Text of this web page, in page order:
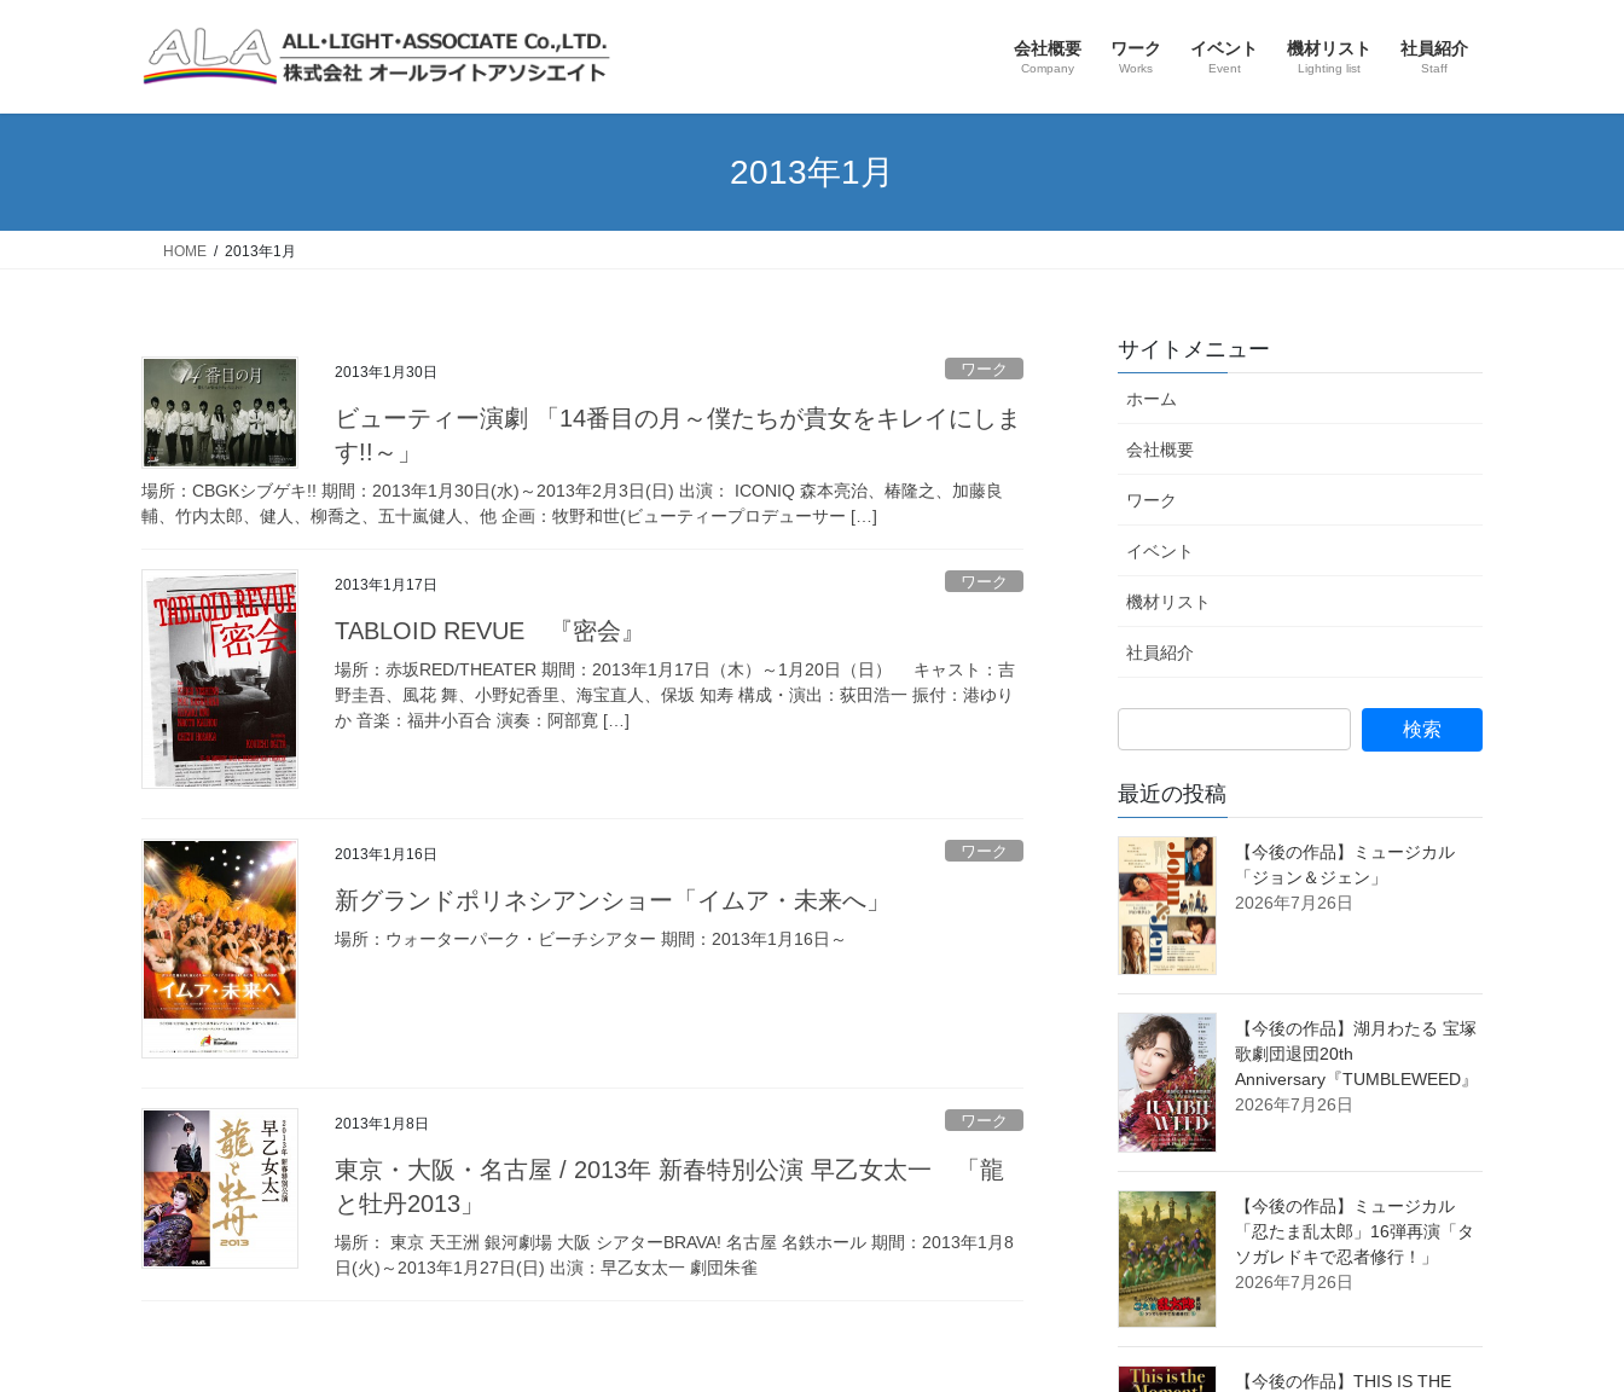
会社概要
Company
ワーク
Works
イベント
Event
機材リスト
Lighting list
社員紹介
Staff
2013年1月
HOME 2013年1月
2013年1月30日 ワーク
ビューティー演劇 「14番目の月～僕たちが貴女をキレイにしま
す!!～」
場所：CBGKシブゲキ!! 期間：2013年1月30日(水)～2013年2月3日(日) 出演： ICONIQ 森本亮治、椿隆之、加藤良
輔、竹内太郎、健人、柳喬之、五十嵐健人、他 企画：牧野和世(ビューティープロデューサー […]
2013年1月17日 ワーク
TABLOID REVUE 『密会』
場所：赤坂RED/THEATER 期間：2013年1月17日（木）～1月20日（日） キャスト：吉
野圭吾、風花 舞、小野妃香里、海宝直人、保坂 知寿 構成・演出：荻田浩一 振付：港ゆり
か 音楽：福井小百合 演奏：阿部寛 […]
2013年1月16日 ワーク
新グランドポリネシアンショー「イムア・未来へ」
場所：ウォーターパーク・ビーチシアター 期間：2013年1月16日～
2013年1月8日 ワーク
東京・大阪・名古屋 / 2013年 新春特別公演 早乙女太一 「龍
と牡丹2013」
場所： 東京 天王洲 銀河劇場 大阪 シアターBRAVA! 名古屋 名鉄ホール 期間：2013年1月8
日(火)～2013年1月27日(日) 出演：早乙女太一 劇団朱雀
サイトメニュー
ホーム
会社概要
ワーク
イベント
機材リスト
社員紹介
最近の投稿
【今後の作品】ミュージカル
「ジョン＆ジェン」
2026年7月26日
【今後の作品】湖月わたる 宝塚
歌劇団退団20th
Anniversary『TUMBLEWEED』
2026年7月26日
【今後の作品】ミュージカル
「忍たま乱太郎」16弾再演「タ
ソガレドキで忍者修行！」
2026年7月26日
【今後の作品】THIS IS THE